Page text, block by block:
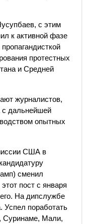
с этим
к активной фазе
протестных
и Средней
журналистов,
с дальнейшей
опытных
США в
сменил
пост с января
На дипслужбе
Успел поработать
Суринаме, Мали,